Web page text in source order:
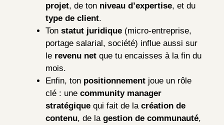
projet, de ton niveau d’expertise, et du
type de client.
Ton statut juridique (micro-entreprise,
portage salarial, société) influe aussi sur
le revenu net que tu encaisses à la fin du
mois.
Enfin, ton positionnement joue un rôle
clé : une community manager
stratégique qui fait de la création de
contenu, de la gestion de communauté,